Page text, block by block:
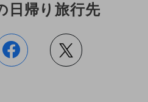
帰り旅行先